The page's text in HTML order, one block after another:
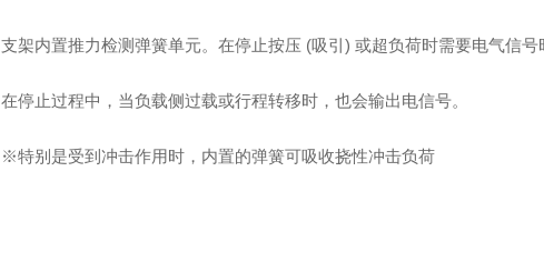
支架内置推力检测弹簧单元。在停止按压 (吸引) 或超负荷时需要电气信号
在停止过程中，当负载侧过载或行程转移时，也会输出电信号。
※特别是受到冲击作用时，内置的弹簧可吸收挠性冲击负荷